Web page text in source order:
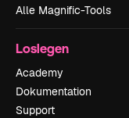
Alle Magnific-Tools
Loslegen
Academy
Dokumentation
Support